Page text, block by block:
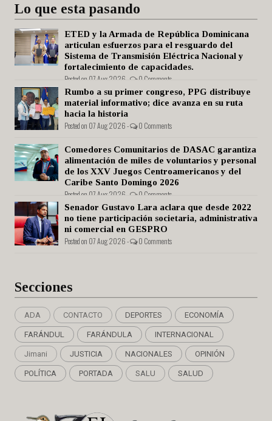
Lo que esta pasando
ETED y la Armada de República Dominicana
articulan esfuerzos para el resguardo del
Sistema de Transmisión Eléctrica Nacional y
fortalecimiento de capacidades.
Posted on 07 Aug 2026 - 0 Comments
Rumbo a su primer congreso, PPG distribuye
material informativo; dice avanza en su ruta
hacia la historia
Posted on 07 Aug 2026 - 0 Comments
Comedores Comunitarios de DASAC garantiza
alimentación de miles de voluntarios y personal
de los XXV Juegos Centroamericanos y del
Caribe Santo Domingo 2026
Posted on 07 Aug 2026 - 0 Comments
Senador Gustavo Lara aclara que desde 2022
no tiene participación societaria, administrativa
ni comercial en GESPRO
Posted on 07 Aug 2026 - 0 Comments
Secciones
ADA CONTACTO DEPORTES ECONOMÍA
FARÁNDUL FARÁNDULA INTERNACIONAL
Jimani JUSTICIA NACIONALES OPINIÓN
POLÍTICA PORTADA SALU SALUD